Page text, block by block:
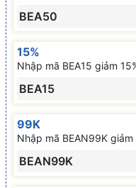
BEA50
15%
Nhập mã BEA15 giảm
BEA15
99K
Nhập mã BEAN99K
BEAN99K